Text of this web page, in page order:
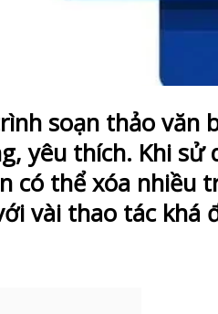
soạn thảo văn
yêu thích. Khi sử
có thể xóa nhiều
vài thao tác khá